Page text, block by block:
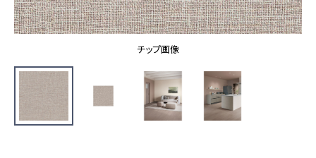
大阪ショールーム
広島ショールーム
仙台ショールーム
お客様サポート トップ
画像ダウンロード
動画一覧
お役立ち資料
非住宅案件に関するお問い合わせ
チップ画像